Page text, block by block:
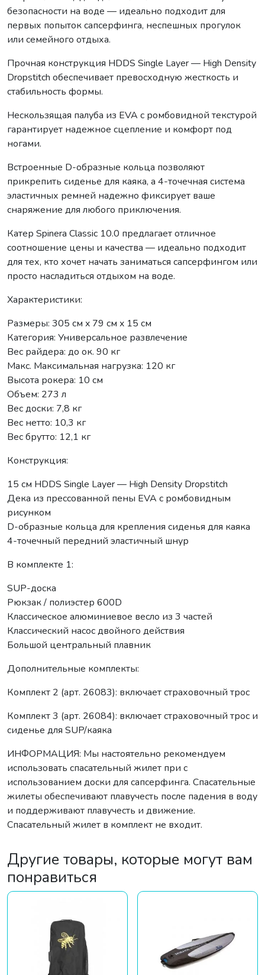
безопасности на воде — идеально подходит для
первых попыток сапсерфинга, неспешных прогулок
или семейного отдыха.
Прочная конструкция HDDS Single Layer — High Density
Dropstitch обеспечивает превосходную жесткость и
стабильность формы.
Нескользящая палуба из EVA с ромбовидной текстурой
гарантирует надежное сцепление и комфорт под
ногами.
Встроенные D-образные кольца позволяют
прикрепить сиденье для каяка, а 4-точечная система
эластичных ремней надежно фиксирует ваше
снаряжение для любого приключения.
Катер Spinera Classic 10.0 предлагает отличное
соотношение цены и качества — идеально подходит
для тех, кто хочет начать заниматься сапсерфингом или
просто насладиться отдыхом на воде.
Характеристики:
Размеры: 305 см x 79 см x 15 см
Категория: Универсальное развлечение
Вес райдера: до ок. 90 кг
Макс. Максимальная нагрузка: 120 кг
Высота рокера: 10 см
Объем: 273 л
Вес доски: 7,8 кг
Вес нетто: 10,3 кг
Вес брутто: 12,1 кг
Конструкция:
15 см HDDS Single Layer — High Density Dropstitch
Дека из прессованной пены EVA с ромбовидным
рисунком
D-образные кольца для крепления сиденья для каяка
4-точечный передний эластичный шнур
В комплекте 1:
SUP-доска
Рюкзак / полиэстер 600D
Классическое алюминиевое весло из 3 частей
Классический насос двойного действия
Большой центральный плавник
Дополнительные комплекты:
Комплект 2 (арт. 26083): включает страховочный трос
Комплект 3 (арт. 26084): включает страховочный трос и
сиденье для SUP/каяка
ИНФОРМАЦИЯ: Мы настоятельно рекомендуем
использовать спасательный жилет при с
использованием доски для сапсерфинга. Спасательные
жилеты обеспечивают плавучесть после падения в воду
и поддерживают плавучесть и движение.
Спасательный жилет в комплект не входит.
Другие товары, которые могут вам
понравиться